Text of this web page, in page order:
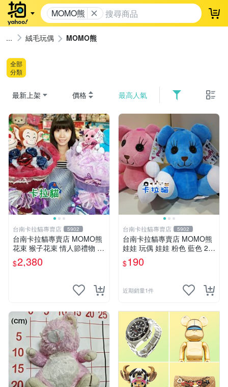
MOMO熊 登
絨毛玩偶 MOMO熊
全部
分類
最新上架 價格 最高人氣
台南卡拉貓專賣店 5902
台南卡拉貓專賣店 MOMO熊
花束 猴子花束 情人節禮物 二
選一 可繡字 可今天寄明天到
$2,380
台南卡拉貓專賣店 5902
台南卡拉貓專賣店 MOMO熊
娃娃 玩偶 娃娃 粉色 藍色 2色
分售
$190
近期銷量1件